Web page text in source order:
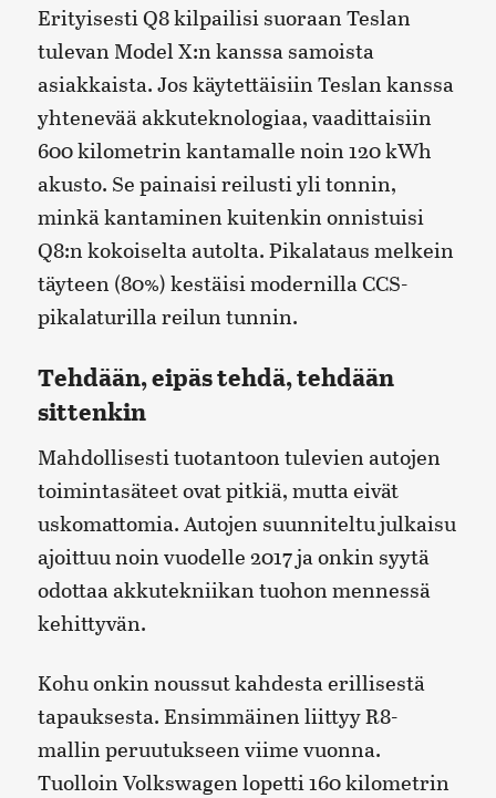
Erityisesti Q8 kilpailisi suoraan Teslan
tulevan Model X:n kanssa samoista
asiakkaista. Jos käytettäisiin Teslan kanssa
yhtenevää akkuteknologiaa, vaadittaisiin
600 kilometrin kantamalle noin 120 kWh
akusto. Se painaisi reilusti yli tonnin,
minkä kantaminen kuitenkin onnistuisi
Q8:n kokoiselta autolta. Pikalataus melkein
täyteen (80%) kestäisi modernilla CCS-
pikalaturilla reilun tunnin.
Tehdään, eipäs tehdä, tehdään
sittenkin
Mahdollisesti tuotantoon tulevien autojen
toimintasäteet ovat pitkiä, mutta eivät
uskomattomia. Autojen suunniteltu julkaisu
ajoittuu noin vuodelle 2017 ja onkin syytä
odottaa akkutekniikan tuohon mennessä
kehittyvän.
Kohu onkin noussut kahdesta erillisestä
tapauksesta. Ensimmäinen liittyy R8-
mallin peruutukseen viime vuonna.
Tuolloin Volkswagen lopetti 160 kilometrin